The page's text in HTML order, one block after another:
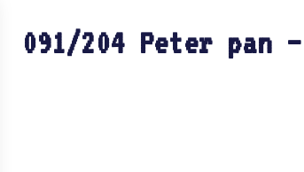
content091/204 Peter pan